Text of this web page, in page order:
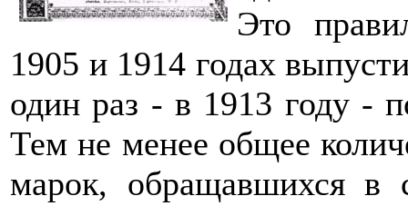
Это
1905 и 1914 годах
один раз - в 1913 году -
Тем не менее общее
марок, обращавшихся в